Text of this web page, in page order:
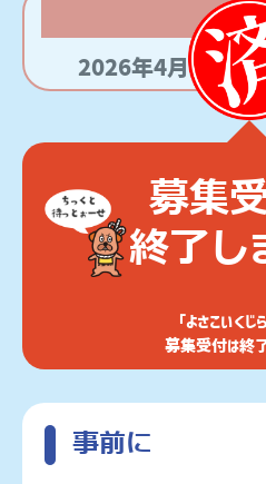
募集
2026年4月27日～
募集
終了し
「よさこいく
募集受付は終了
事前に